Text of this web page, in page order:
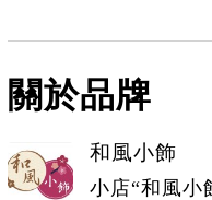
關於品牌
和風小飾
小店“和風小